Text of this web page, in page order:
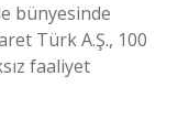
bünyesinde
Türk A.Ş., 100
faaliyet